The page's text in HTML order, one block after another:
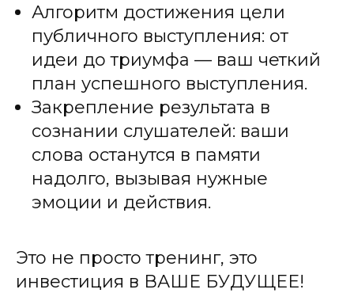
Алгоритм достижения цели
публичного выступления: от
идеи до триумфа — ваш четкий
план успешного выступления.
Закрепление результата в
сознании слушателей: ваши
слова останутся в памяти
надолго, вызывая нужные
эмоции и действия.
Это не просто тренинг, это
инвестиция в ВАШЕ БУДУЩЕЕ!